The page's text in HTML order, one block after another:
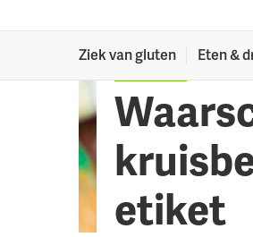
Ziek van gluten Eten &
etiket